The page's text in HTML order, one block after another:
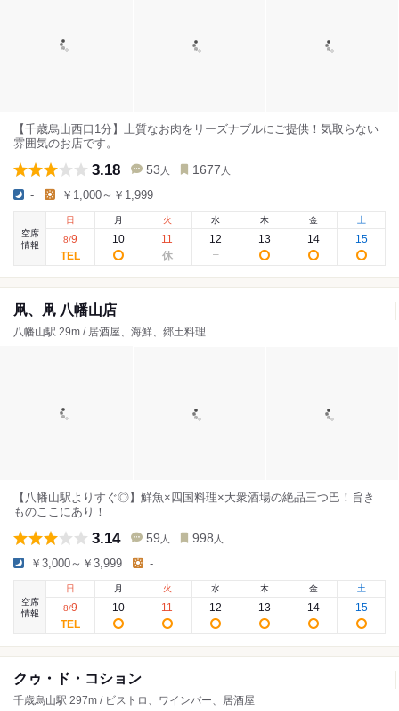
【千歳烏山西口1分】上質なお肉をリーズナブルにご提供！気取らない
雰囲気のお店です。
3.18 53 人 1677 人
- ￥1,000～￥1,999
空席
情報
日
8/9
月
10
火
11
水
12
木
13
金
14
土
15
凧、凧 八幡山店
八幡山駅 29m / 居酒屋、海鮮、郷土料理
【八幡山駅よりすぐ◎】鮮魚×四国料理×大衆酒場の絶品三つ巴！旨き
ものここにあり！
3.14 59 人 998 人
￥3,000～￥3,999 -
空席
情報
日
8/9
月
10
火
11
水
12
木
13
金
14
土
15
クゥ・ド・コション
千歳烏山駅 297m / ビストロ、ワインバー、居酒屋